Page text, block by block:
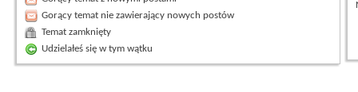
Gorący temat nie zawierający nowych postów
Temat zamknięty
Udzielałeś się w tym wątku